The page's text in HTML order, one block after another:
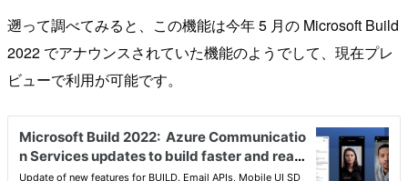
遡って調べてみると、この機能は今年 5 月の Microsoft Build
2022 でアナウンスされていた機能のようでして、現在プレ
ビューで利用が可能です。